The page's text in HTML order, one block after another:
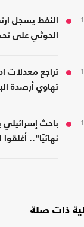
النفط يسجل
الحوثي على
تراجع معدلات
تهاوي أرصدة
باحث
نهائيًا"..
ذات صلة